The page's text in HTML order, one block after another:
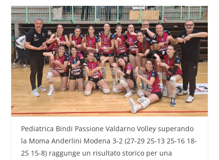
Pediatrica Bindi Passione Valdarno Volley superando
la Moma Anderlini Modena 3-2 (27-29 25-13 25-16 18-
25 15-8) raggunge un risultato storico per una